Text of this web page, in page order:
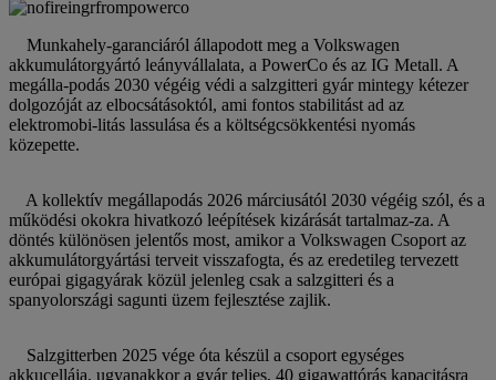
Munkahely-garanciáról állapodott meg a Volkswagen
akkumulátorgyártó leányvállalata, a PowerCo és az IG Metall. A
megálla-podás 2030 végéig védi a salzgitteri gyár mintegy kétezer
dolgozóját az elbocsátásoktól, ami fontos stabilitást ad az
elektromobi-litás lassulása és a költségcsökkentési nyomás
közepette.
A kollektív megállapodás 2026 márciusától 2030 végéig szól, és a
működési okokra hivatkozó leépítések kizárását tartalmaz-za. A
döntés különösen jelentős most, amikor a Volkswagen Csoport az
akkumulátorgyártási terveit visszafogta, és az eredetileg tervezett
európai gigagyárak közül jelenleg csak a salzgitteri és a
spanyolországi sagunti üzem fejlesztése zajlik.
Salzgitterben 2025 vége óta készül a csoport egységes
akkucellája, ugyanakkor a gyár teljes, 40 gigawattórás kapacitásra